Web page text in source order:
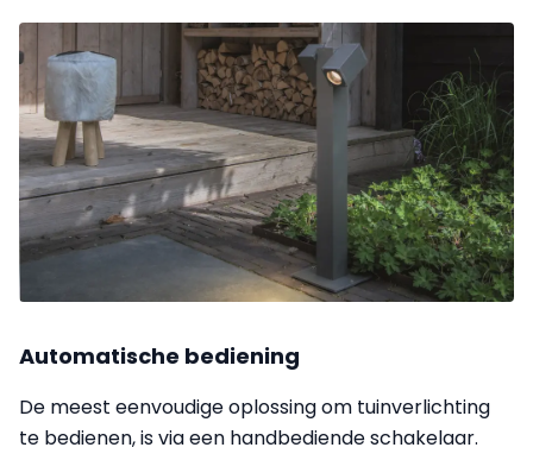
Automatische bediening
De meest eenvoudige oplossing om tuinverlichting
te bedienen, is via een handbediende schakelaar.